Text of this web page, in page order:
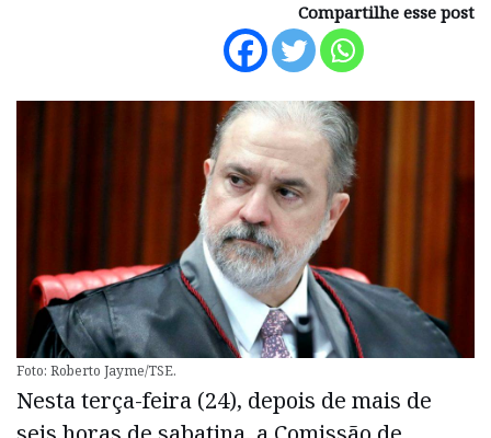
Compartilhe esse post
Foto: Roberto Jayme/TSE.
Nesta terça-feira (24), depois de mais de